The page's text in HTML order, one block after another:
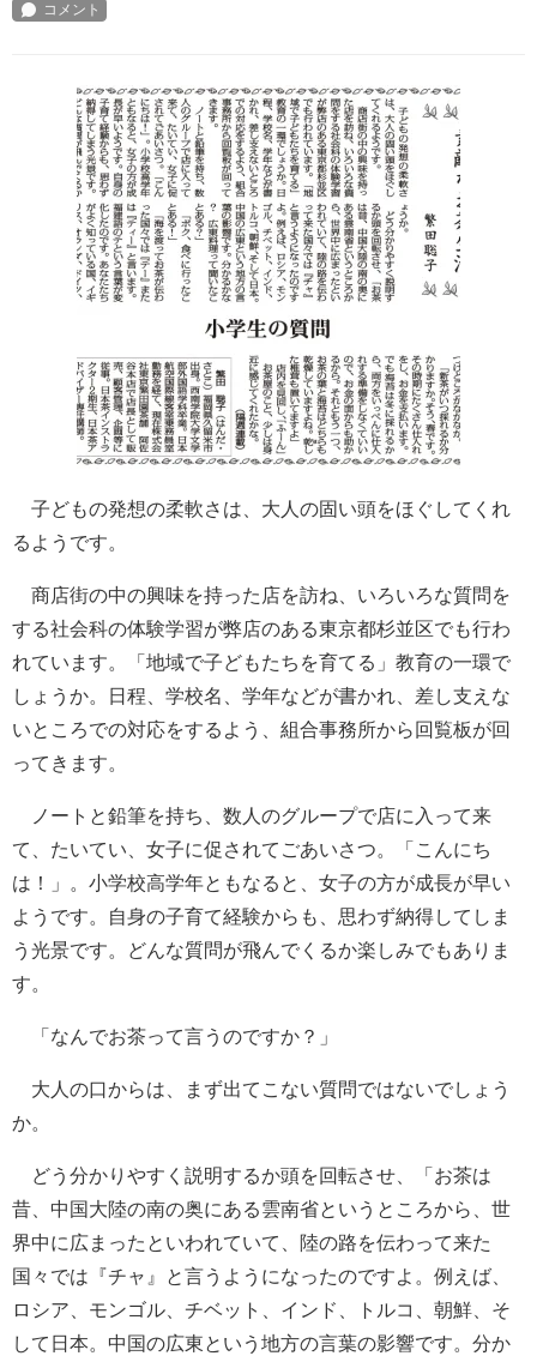
子どもの発想の柔軟さは、大人の固い頭をほぐしてくれ
るようです。
商店街の中の興味を持った店を訪ね、いろいろな質問を
する社会科の体験学習が弊店のある東京都杉並区でも行わ
れています。「地域で子どもたちを育てる」教育の一環で
しょうか。日程、学校名、学年などが書かれ、差し支えな
いところでの対応をするよう、組合事務所から回覧板が回
ってきます。
ノートと鉛筆を持ち、数人のグループで店に入って来
て、たいてい、女子に促されてごあいさつ。「こんにち
は！」。小学校高学年ともなると、女子の方が成長が早い
ようです。自身の子育て経験からも、思わず納得してしま
う光景です。どんな質問が飛んでくるか楽しみでもありま
す。
「なんでお茶って言うのですか？」
大人の口からは、まず出てこない質問ではないでしょう
か。
どう分かりやすく説明するか頭を回転させ、「お茶は
昔、中国大陸の南の奥にある雲南省というところから、世
界中に広まったといわれていて、陸の路を伝わって来た
国々では『チャ』と言うようになったのですよ。例えば、
ロシア、モンゴル、チベット、インド、トルコ、朝鮮、そ
して日本。中国の広東という地方の言葉の影響です。分か